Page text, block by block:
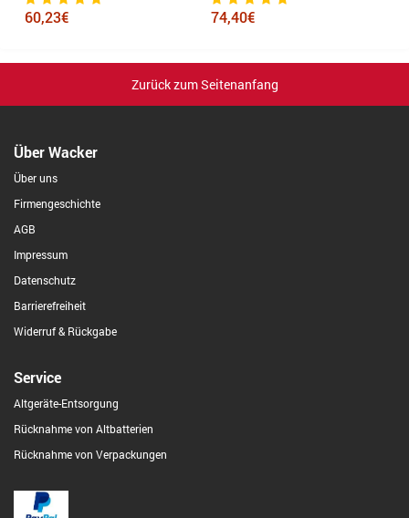
60,23€ 74,40€
Zurück zum Seitenanfang
Über Wacker
Über uns
Firmengeschichte
AGB
Impressum
Datenschutz
Barrierefreiheit
Widerruf & Rückgabe
Service
Altgeräte-Entsorgung
Rücknahme von Altbatterien
Rücknahme von Verpackungen